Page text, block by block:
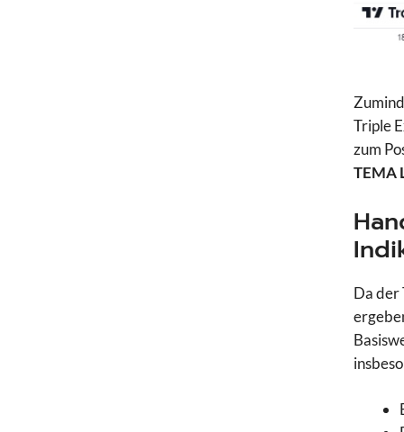
Triple
zum
TEMA
Da der